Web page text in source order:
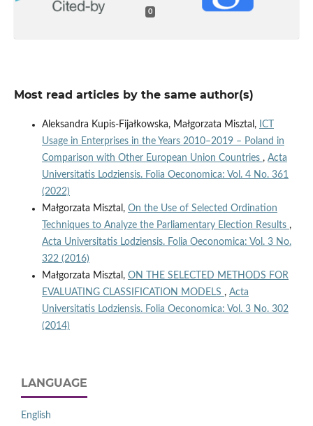
0
Most read articles by the same author(s)
Aleksandra Kupis-Fijałkowska, Małgorzata Misztal, ICT
Usage in Enterprises in the Years 2010–2019 – Poland in
Comparison with Other European Union Countries , Acta
Universitatis Lodziensis. Folia Oeconomica: Vol. 4 No. 361
(2022)
Małgorzata Misztal, On the Use of Selected Ordination
Techniques to Analyze the Parliamentary Election Results ,
Acta Universitatis Lodziensis. Folia Oeconomica: Vol. 3 No.
322 (2016)
Małgorzata Misztal, ON THE SELECTED METHODS FOR
EVALUATING CLASSIFICATION MODELS , Acta
Universitatis Lodziensis. Folia Oeconomica: Vol. 3 No. 302
(2014)
LANGUAGE
English